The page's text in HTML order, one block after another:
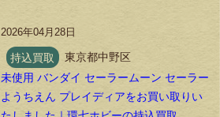
2026年04月28日
持込買取
東京都中野区
未使用 バンダイ セーラームーン セーラー
ようちえん プレイディアをお買い取りい